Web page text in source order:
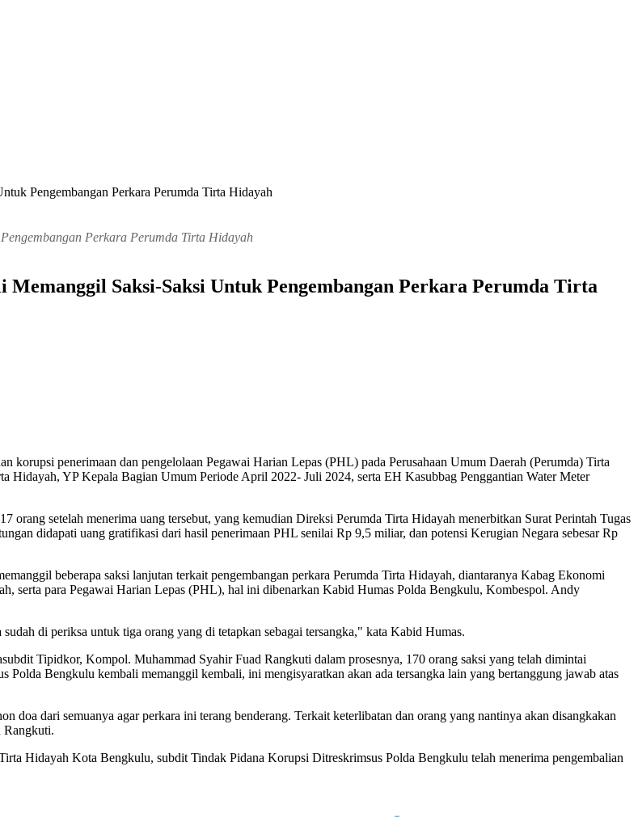
Pengembangan Perkara Perumda Tirta Hidayah
Perkara Perumda Tirta Hidayah
Memanggil Saksi-Saksi Untuk Pengembangan Perkara Perumda Tirta
korupsi penerimaan dan pengelolaan Pegawai Harian Lepas (PHL) pada Perusahaan Umum Daerah (Perumda) Tirta
YP Kepala Bagian Umum Periode April 2022- Juli 2024, serta EH Kasubbag Penggantian Water Meter
setelah menerima uang tersebut, yang kemudian Direksi Perumda Tirta Hidayah menerbitkan Surat Perintah Tugas
didapati uang gratifikasi dari hasil penerimaan PHL senilai Rp 9,5 miliar, dan potensi Kerugian Negara sebesar Rp
beberapa saksi lanjutan terkait pengembangan perkara Perumda Tirta Hidayah, diantaranya Kabag Ekonomi
serta para Pegawai Harian Lepas (PHL), hal ini dibenarkan Kabid Humas Polda Bengkulu, Kombespol. Andy
di periksa untuk tiga orang yang di tetapkan sebagai tersangka," kata Kabid Humas.
Tipidkor, Kompol. Muhammad Syahir Fuad Rangkuti dalam prosesnya, 170 orang saksi yang telah dimintai
Bengkulu kembali memanggil kembali, ini mengisyaratkan akan ada tersangka lain yang bertanggung jawab atas
doa dari semuanya agar perkara ini terang benderang. Terkait keterlibatan dan orang yang nantinya akan disangkakan
Rangkuti.
Hidayah Kota Bengkulu, subdit Tindak Pidana Korupsi Ditreskrimsus Polda Bengkulu telah menerima pengembalian